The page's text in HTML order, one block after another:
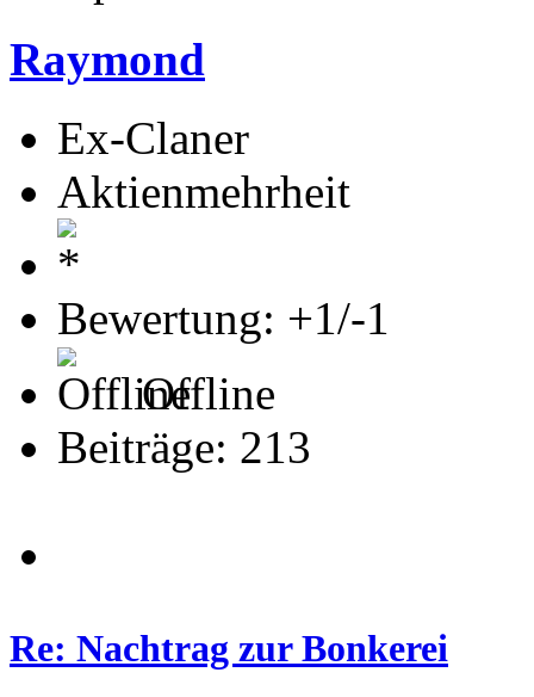
Raymond
Ex-Claner
Aktienmehrheit
Bewertung: +1/-1
Offline
Beiträge: 213
Re: Nachtrag zur Bonkerei